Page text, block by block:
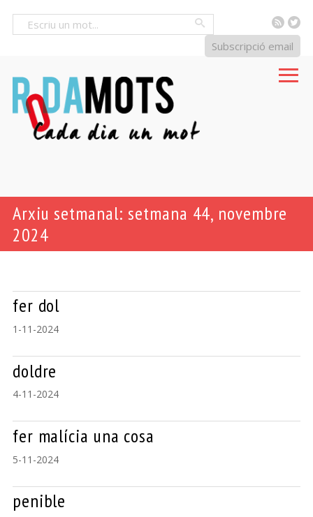
RSS
Subscripció email
Arxiu setmanal: setmana 44, novembre
2024
fer dol
1-11-2024
doldre
4-11-2024
fer malícia una cosa
5-11-2024
penible